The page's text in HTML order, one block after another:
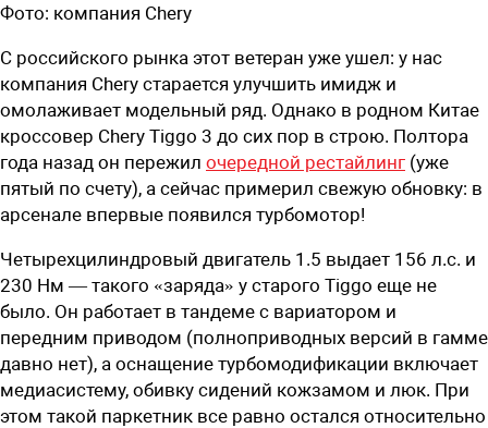
Фото: компания Chery
С российского рынка этот ветеран уже ушел: у нас
компания Chery старается улучшить имидж и
омолаживает модельный ряд. Однако в родном Китае
кроссовер Chery Tiggo 3 до сих пор в строю. Полтора
года назад он пережил очередной рестайлинг (уже
пятый по счету), а сейчас примерил свежую обновку: в
арсенале впервые появился турбомотор!
Четырехцилиндровый двигатель 1.5 выдает 156 л.с. и
230 Нм — такого «заряда» у старого Tiggo еще не
было. Он работает в тандеме с вариатором и
передним приводом (полноприводных версий в гамме
давно нет), а оснащение турбомодификации включает
медиасистему, обивку сидений кожзамом и люк. При
этом такой паркетник все равно остался относительно